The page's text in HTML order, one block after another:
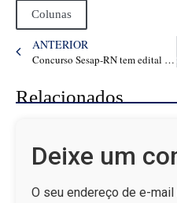
Colunas
ANTERIOR
Concurso Sesap-RN tem edital publicado nesta sexta-feira (7); confira os detalhes – Papo Carreira
Relacionados
Deixe um
O seu endereço de e-